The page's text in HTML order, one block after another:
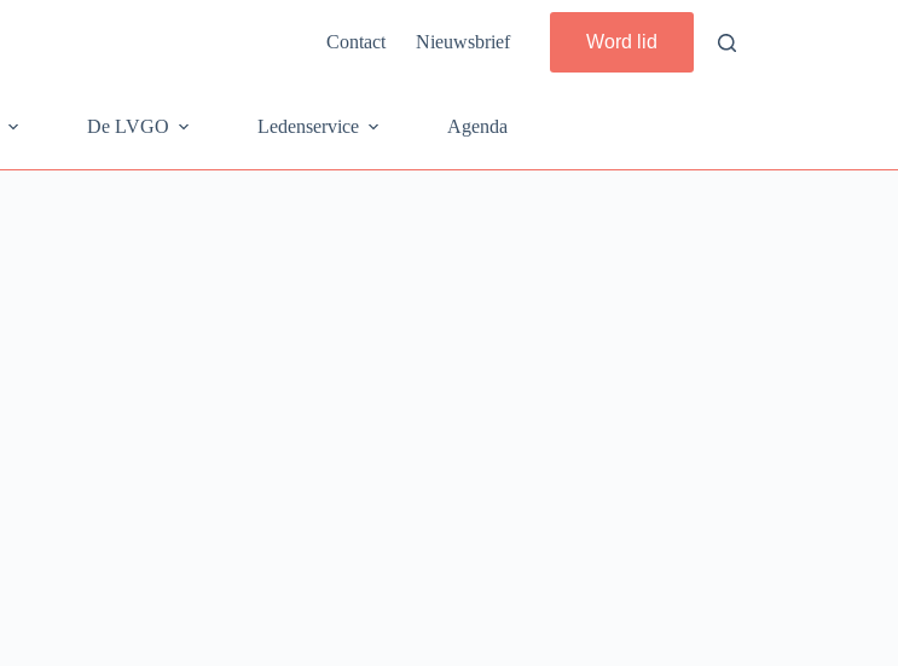
Contact Nieuwsbrief Word lid
De LVGO Ledenservice Agenda